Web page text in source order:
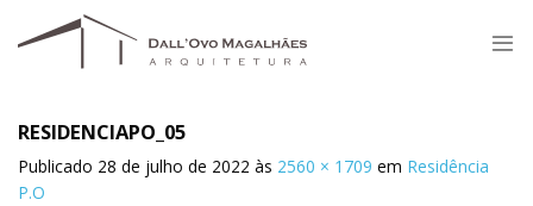
RESIDENCIAPO_05
Publicado 28 de julho de 2022 às 2560 × 1709 em Residência
P.O